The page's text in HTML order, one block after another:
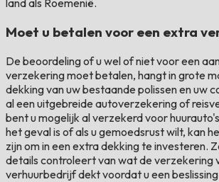
land als Roemenië.
Moet u betalen voor een extra
De beoordeling of u wel of niet voor een
verzekering moet betalen, hangt in grote
dekking van uw bestaande polissen en uw
al een uitgebreide autoverzekering of
bent u mogelijk al verzekerd voor
het geval is of als u gemoedsrust wilt, kan
zijn om in een extra dekking te investeren.
details controleert van wat de verzekering
verhuurbedrijf dekt voordat u een